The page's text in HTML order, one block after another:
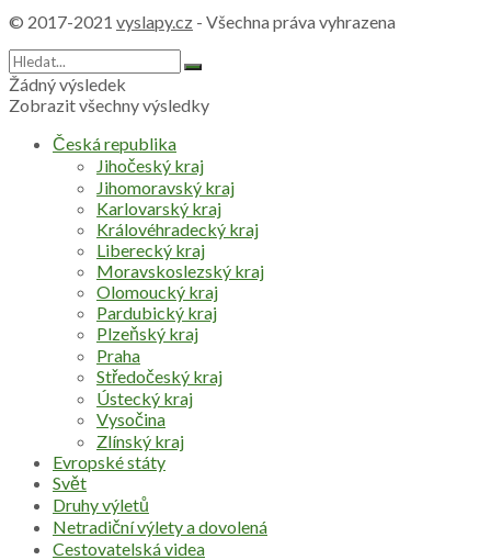
© 2017-2021 vyslapy.cz - Všechna práva vyhrazena
Žádný výsledek
Zobrazit všechny výsledky
Česká republika
Jihočeský kraj
Jihomoravský kraj
Karlovarský kraj
Královéhradecký kraj
Liberecký kraj
Moravskoslezský kraj
Olomoucký kraj
Pardubický kraj
Plzeňský kraj
Praha
Středočeský kraj
Ústecký kraj
Vysočina
Zlínský kraj
Evropské státy
Svět
Druhy výletů
Netradiční výlety a dovolená
Cestovatelská videa